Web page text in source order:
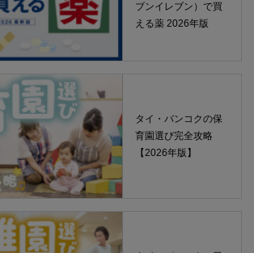
ブンイレブン）で買
える薬 2026年版
タイ・バンコクの保
育園選び完全攻略
【2026年版】